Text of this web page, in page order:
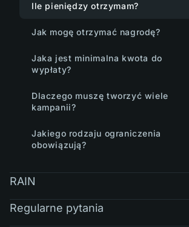
Ile pieniędzy otrzymam?
Jak mogę otrzymać nagrodę?
Jaka jest minimalna kwota do
wypłaty?
Dlaczego muszę tworzyć wiele
kampanii?
Jakiego rodzaju ograniczenia
obowiązują?
RAIN
Regularne pytania